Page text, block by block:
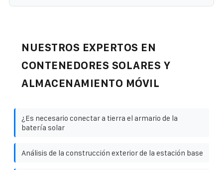
NUESTROS EXPERTOS EN
CONTENEDORES SOLARES Y
ALMACENAMIENTO MÓVIL
¿Es necesario conectar a tierra el armario de la
batería solar
Análisis de la construcción exterior de la estación base